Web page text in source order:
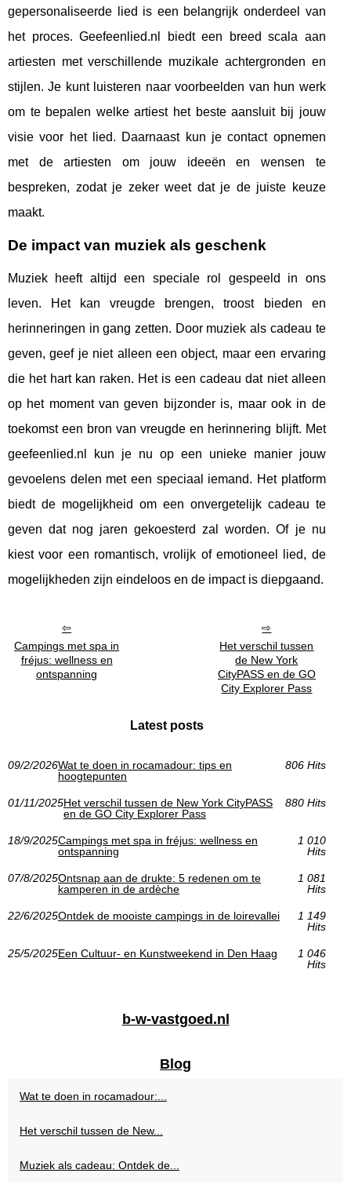
gepersonaliseerde lied is een belangrijk onderdeel van
het proces. Geefeenlied.nl biedt een breed scala aan
artiesten met verschillende muzikale achtergronden en
stijlen. Je kunt luisteren naar voorbeelden van hun werk
om te bepalen welke artiest het beste aansluit bij jouw
visie voor het lied. Daarnaast kun je contact opnemen
met de artiesten om jouw ideeën en wensen te
bespreken, zodat je zeker weet dat je de juiste keuze
maakt.
De impact van muziek als geschenk
Muziek heeft altijd een speciale rol gespeeld in ons
leven. Het kan vreugde brengen, troost bieden en
herinneringen in gang zetten. Door muziek als cadeau te
geven, geef je niet alleen een object, maar een ervaring
die het hart kan raken. Het is een cadeau dat niet alleen
op het moment van geven bijzonder is, maar ook in de
toekomst een bron van vreugde en herinnering blijft. Met
geefeenlied.nl kun je nu op een unieke manier jouw
gevoelens delen met een speciaal iemand. Het platform
biedt de mogelijkheid om een onvergetelijk cadeau te
geven dat nog jaren gekoesterd zal worden. Of je nu
kiest voor een romantisch, vrolijk of emotioneel lied, de
mogelijkheden zijn eindeloos en de impact is diepgaand.
Campings met spa in
fréjus: wellness en
ontspanning
Het verschil tussen
de New York
CityPASS en de GO
City Explorer Pass
Latest posts
09/2/2026Wat te doen in rocamadour: tips en
hoogtepunten
806 Hits
01/11/2025Het verschil tussen de New York CityPASS
en de GO City Explorer Pass
880 Hits
18/9/2025Campings met spa in fréjus: wellness en
ontspanning
1 010
Hits
07/8/2025Ontsnap aan de drukte: 5 redenen om te
kamperen in de ardèche
1 081
Hits
22/6/2025Ontdek de mooiste campings in de loirevallei
1 149
Hits
25/5/2025Een Cultuur- en Kunstweekend in Den Haag
1 046
Hits
b-w-vastgoed.nl
Blog
Wat te doen in rocamadour:...
Het verschil tussen de New...
Muziek als cadeau: Ontdek de...